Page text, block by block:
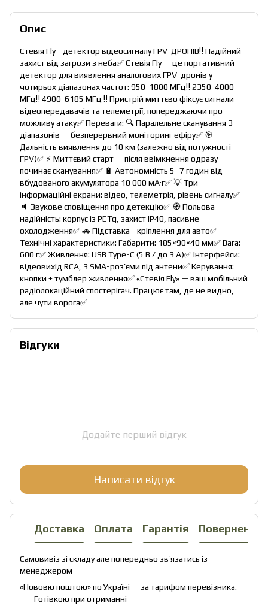
Опис
Стевія Fly - детектор відеосигналу FPV-ДРОНІВ‼️ Надійний
захист від загрози з неба✅ Стевія Fly — це портативний
детектор для виявлення аналогових FPV-дронів у
чотирьох діапазонах частот: 950-1800 МГц‼️ 2350-4000
МГц‼️ 4900-6185 МГц ‼️ Пристрій миттєво фіксує сигнали
відеопередавачів та телеметрії, попереджаючи про
можливу атаку✅ Переваги: 🔍 Паралельне сканування 3
діапазонів — безперервний моніторинг ефіру✅ 🎯
Дальність виявлення до 10 км (залежно від потужності
FPV)✅ ⚡ Миттєвий старт — після ввімкнення одразу
починає сканування✅ 🔋 Автономність 5–7 годин від
вбудованого акумулятора 10 000 мА·г✅ 💡 Три
інформаційні екрани: відео, телеметрія, рівень сигналу✅
🔈 Звукове сповіщення про детекцію✅ 🧭 Польова
надійність: корпус із PETg, захист IP40, пасивне
охолодження✅ 🚗 Підставка - кріплення для авто✅
Технічні характеристики: Габарити: 185×90×40 мм✅ Вага:
600 г✅ Живлення: USB Type-C (5 В / до 3 А)✅ Інтерфейси:
відеовихід RCA, 3 SMA-роз’єми під антени✅ Керування:
кнопки + тумблер живлення✅ «Стевія Fly» — ваш мобільний
радіолокаційний спостерігач. Працює там, де не видно,
але чути ворога✅
Відгуки
Додайте перший відгук
Написати відгук
Доставка Оплата Гарантія Повернення
Самовивіз зі складу але попередньо звʼязатись із
менеджером
«Нововю поштою» по Україні — за тарифом перевізника.
Готівкою при отриманні